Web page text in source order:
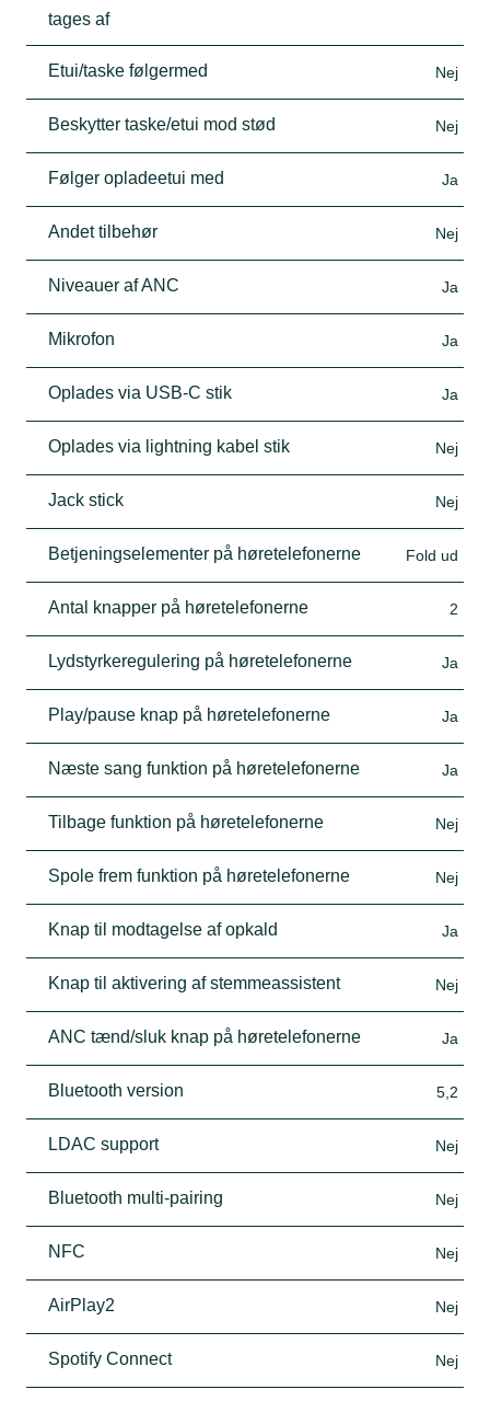
tages af
Etui/taske følgermed Nej
Beskytter taske/etui mod stød Nej
Følger opladeetui med Ja
Andet tilbehør Nej
Niveauer af ANC Ja
Mikrofon Ja
Oplades via USB-C stik Ja
Oplades via lightning kabel stik Nej
Jack stick Nej
Betjeningselementer på høretelefonerne Fold ud
Antal knapper på høretelefonerne 2
Lydstyrkeregulering på høretelefonerne Ja
Play/pause knap på høretelefonerne Ja
Næste sang funktion på høretelefonerne Ja
Tilbage funktion på høretelefonerne Nej
Spole frem funktion på høretelefonerne Nej
Knap til modtagelse af opkald Ja
Knap til aktivering af stemmeassistent Nej
ANC tænd/sluk knap på høretelefonerne Ja
Bluetooth version 5,2
LDAC support Nej
Bluetooth multi-pairing Nej
NFC Nej
AirPlay2 Nej
Spotify Connect Nej